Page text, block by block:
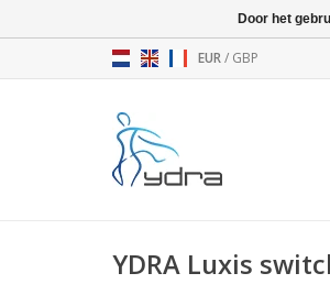
EUR/ GBP
YDRA Luxis
Door het